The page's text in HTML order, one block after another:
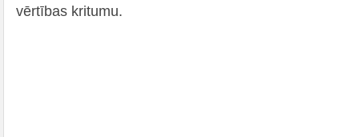
vērtības kritumu.